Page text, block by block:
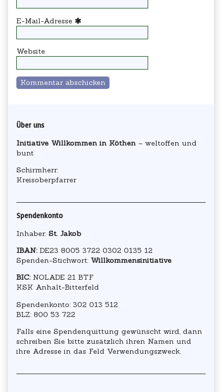
E-Mail-Adresse
Website
Primary
Sidebar
Über uns
Initiative Willkommen in Köthen – weltoffen und
bunt
Schirmherr:
Kreisoberpfarrer
Spendenkonto
Inhaber: St. Jakob
IBAN:DE23 8005 3722 0302 0135 12
Spenden-Stichwort: Willkommensinitiative
BIC:NOLADE 21 BTF
KSK Anhalt-Bitterfeld
Spendenkonto: 302 013 512
BLZ: 800 53 722
Falls eine Spendenquittung gewünscht wird, dann
schreiben Sie bitte zusätzlich ihren Namen und
ihre Adresse in das Feld Verwendungszweck.